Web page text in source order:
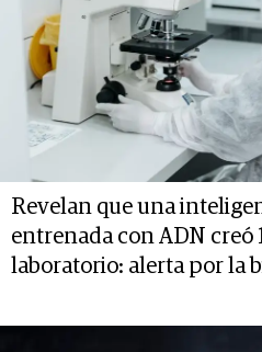
Revelan que una
entrenada con ADN creó
laboratorio: alerta por la